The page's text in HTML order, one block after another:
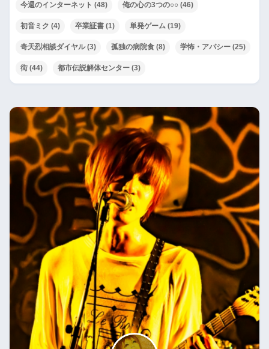
今週のインターネット (48) 俺の心の3つの○○ (46)
初音ミク (4) 卒業証書 (1) 単発ゲーム (19)
奇天烈相談ダイヤル(3) 孤独の病院食 (8) 学怖・アパシー (25)
街 (44) 都市伝説解体センター (3)